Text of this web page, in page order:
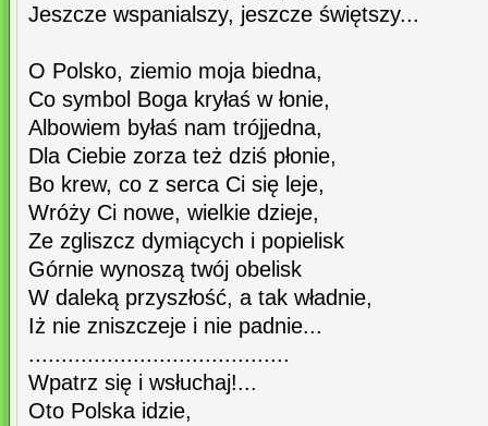
Jeszcze wspanialszy, jeszcze świętszy...
O Polsko, ziemio moja biedna,
Co symbol Boga kryłaś w łonie,
Albowiem byłaś nam trójjedna,
Dla Ciebie zorza też dziś płonie,
Bo krew, co z serca Ci się leje,
Wróży Ci nowe, wielkie dzieje,
Ze zgliszcz dymiących i popielisk
Górnie wynoszą twój obelisk
W daleką przyszłość, a tak władnie,
Iż nie zniszczeje i nie padnie...
........................................
Wpatrz się i wsłuchaj!...
Oto Polska idzie,